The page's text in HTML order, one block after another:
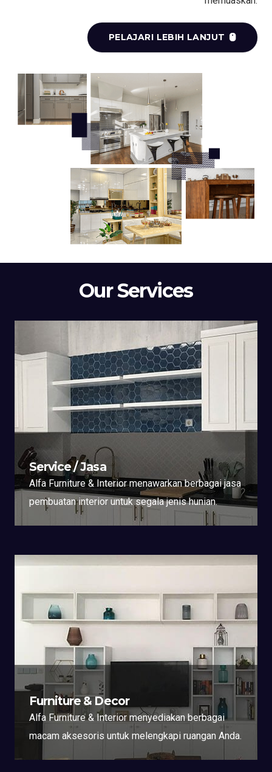
PELAJARI LEBIH LANJUT
Our Services
Service / Jasa
Alfa Furniture & Interior menawarkan berbagai jasa
pembuatan interior untuk segala jenis hunian.
Furniture & Decor
Alfa Furniture & Interior menyediakan berbagai
macam aksesoris untuk melengkapi ruangan Anda.